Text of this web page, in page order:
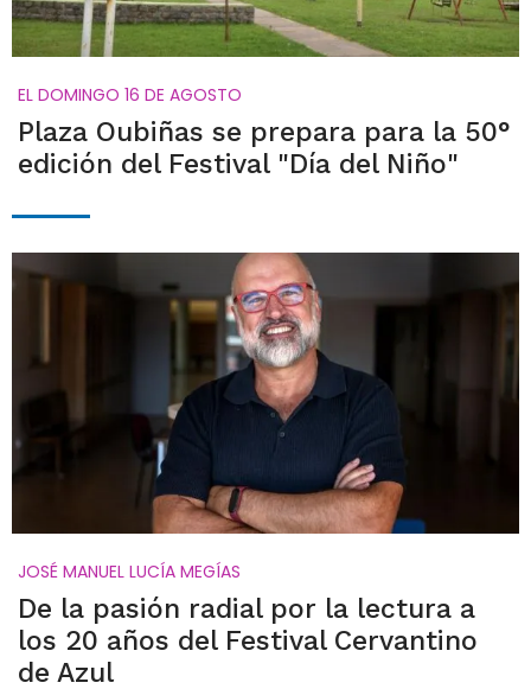
EL DOMINGO 16 DE AGOSTO
Plaza Oubiñas se prepara para la 50°
edición del Festival "Día del Niño"
JOSÉ MANUEL LUCÍA MEGÍAS
De la pasión radial por la lectura a
los 20 años del Festival Cervantino
de Azul